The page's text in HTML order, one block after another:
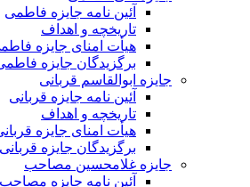
آئین نامه جایزه فاطمی
تاریخچه و اهداف
هیأت امنای جایزه
برگزیدگان جایزه
جایزه ابوالقاسم قربانی
آئین نامه جایزه قربانی
تاریخچه و اهداف
هیأت امنای جایزه
برگزیدگان جایزه قربانی
جایزه غلامحسین مصاحب
آئین نامه جایزه مصاحب